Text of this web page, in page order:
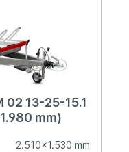
13-25-15.1
mm)
2.510x1.530 mm